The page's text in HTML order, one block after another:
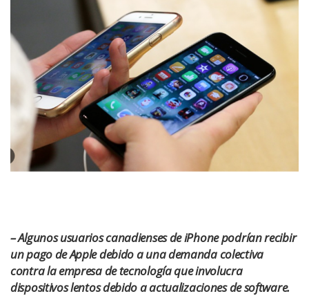
– Algunos usuarios canadienses de iPhone podrían recibir
un pago de Apple debido a una demanda colectiva
contra la empresa de tecnología que involucra
dispositivos lentos debido a actualizaciones de software.